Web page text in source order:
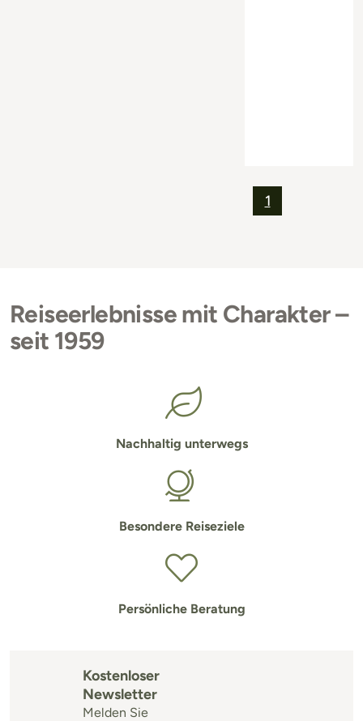
1
Reiseerlebnisse mit Charakter –
seit 1959
Nachhaltig unterwegs
Besondere Reiseziele
Persönliche Beratung
Kostenloser
Newsletter
Melden Sie